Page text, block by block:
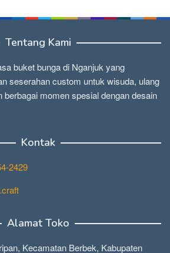
Tentang Kami
buket bunga di Nganjuk yang
seserahan custom untuk wisuda, ulang
berbagai momen spesial dengan desain
Kontak
2429
Alamat Toko
Kecamatan Berbek, Kabupaten